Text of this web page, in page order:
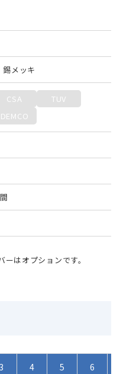
メッキ
CSA
TUV
DEMCO
はオプションです。
3 4 5 6